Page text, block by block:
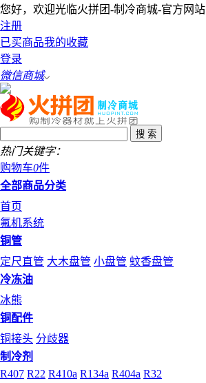
您好，欢迎光临火拼团-制冷商城-官方网站
注册
已买商品我的收藏
登录
微信商城
热门关键字：
购物车0件
全部商品分类
首页
氟机系统
铜管
定尺直管 大木盘管 小盘管 蚊香盘管
冷冻油
冰熊
铜配件
铜接头 分歧器
制冷剂
R407 R22 R410a R134a R404a R32